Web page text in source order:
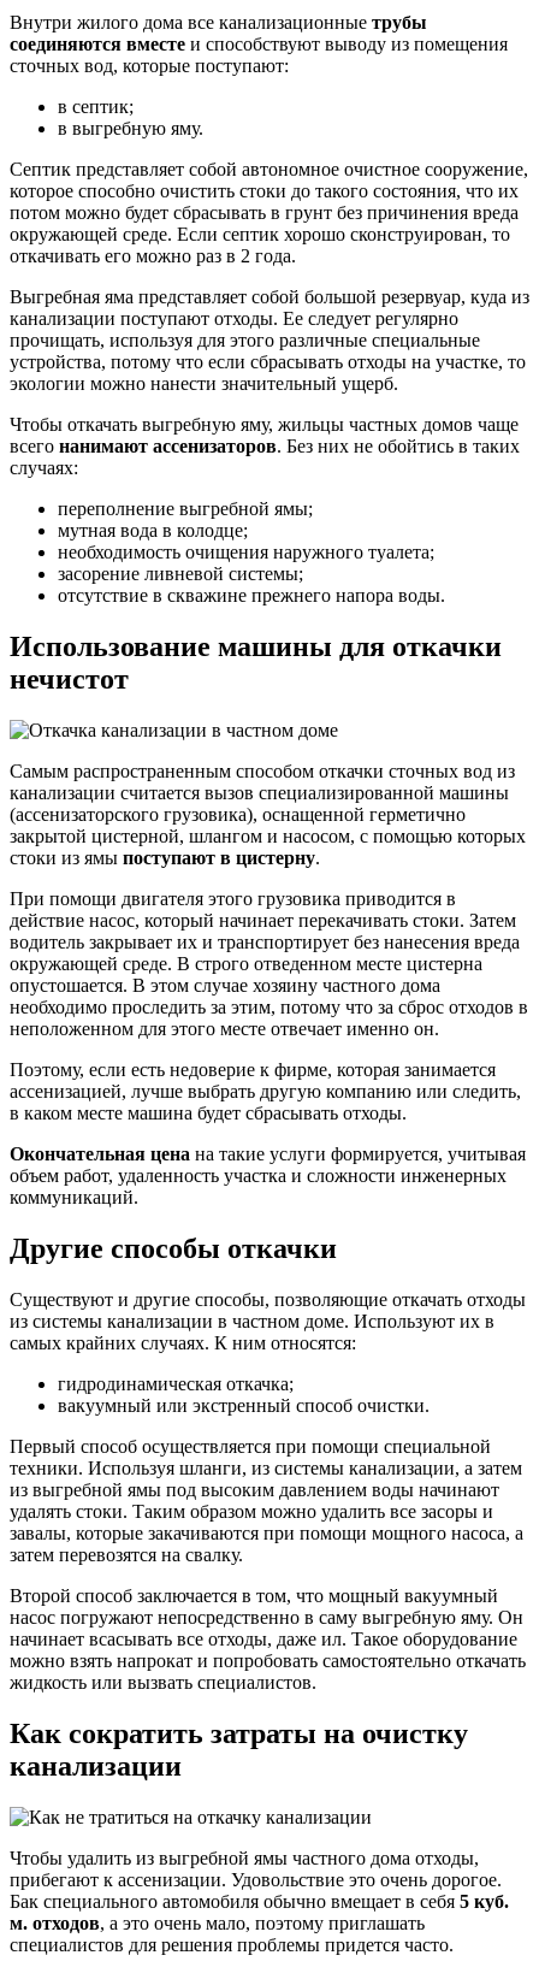
Внутри жилого дома все канализационные трубы
соединяются вместе и способствуют выводу из помещения
сточных вод, которые поступают:
в септик;
в выгребную яму.
Септик представляет собой автономное очистное сооружение,
которое способно очистить стоки до такого состояния, что их
потом можно будет сбрасывать в грунт без причинения вреда
окружающей среде. Если септик хорошо сконструирован, то
откачивать его можно раз в 2 года.
Выгребная яма представляет собой большой резервуар, куда из
канализации поступают отходы. Ее следует регулярно
прочищать, используя для этого различные специальные
устройства, потому что если сбрасывать отходы на участке, то
экологии можно нанести значительный ущерб.
Чтобы откачать выгребную яму, жильцы частных домов чаще
всего нанимают ассенизаторов. Без них не обойтись в таких
случаях:
переполнение выгребной ямы;
мутная вода в колодце;
необходимость очищения наружного туалета;
засорение ливневой системы;
отсутствие в скважине прежнего напора воды.
Использование машины для откачки
нечистот
Самым распространенным способом откачки сточных вод из
канализации считается вызов специализированной машины
(ассенизаторского грузовика), оснащенной герметично
закрытой цистерной, шлангом и насосом, с помощью которых
стоки из ямы поступают в цистерну.
При помощи двигателя этого грузовика приводится в
действие насос, который начинает перекачивать стоки. Затем
водитель закрывает их и транспортирует без нанесения вреда
окружающей среде. В строго отведенном месте цистерна
опустошается. В этом случае хозяину частного дома
необходимо проследить за этим, потому что за сброс отходов в
неположенном для этого месте отвечает именно он.
Поэтому, если есть недоверие к фирме, которая занимается
ассенизацией, лучше выбрать другую компанию или следить,
в каком месте машина будет сбрасывать отходы.
Окончательная цена на такие услуги формируется, учитывая
объем работ, удаленность участка и сложности инженерных
коммуникаций.
Другие способы откачки
Существуют и другие способы, позволяющие откачать отходы
из системы канализации в частном доме. Используют их в
самых крайних случаях. К ним относятся:
гидродинамическая откачка;
вакуумный или экстренный способ очистки.
Первый способ осуществляется при помощи специальной
техники. Используя шланги, из системы канализации, а затем
из выгребной ямы под высоким давлением воды начинают
удалять стоки. Таким образом можно удалить все засоры и
завалы, которые закачиваются при помощи мощного насоса, а
затем перевозятся на свалку.
Второй способ заключается в том, что мощный вакуумный
насос погружают непосредственно в саму выгребную яму. Он
начинает всасывать все отходы, даже ил. Такое оборудование
можно взять напрокат и попробовать самостоятельно откачать
жидкость или вызвать специалистов.
Как сократить затраты на очистку
канализации
Чтобы удалить из выгребной ямы частного дома отходы,
прибегают к ассенизации. Удовольствие это очень дорогое.
Бак специального автомобиля обычно вмещает в себя 5 куб.
м. отходов, а это очень мало, поэтому приглашать
специалистов для решения проблемы придется часто.